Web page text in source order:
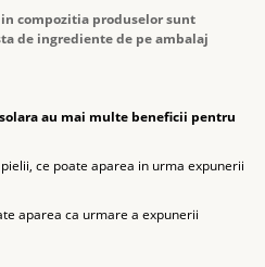
compozitia produselor sunt
de ingrediente de pe ambalaj
au mai multe beneficii pentru
ce poate aparea in urma expunerii
aparea ca urmare a expunerii